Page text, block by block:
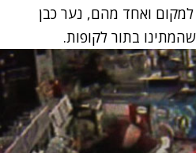
למקום ואחד מהם, נער כבן